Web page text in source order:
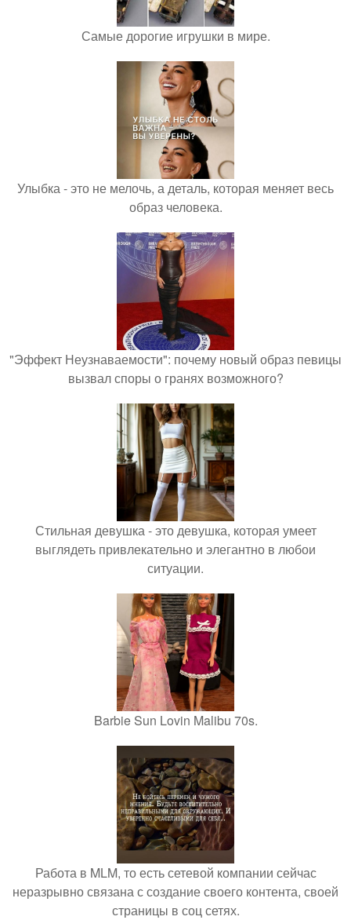
Самые дорогие игрушки в мире.
Улыбка - это не мелочь, а деталь, которая меняет весь
образ человека.
"Эффект Неузнаваемости": почему новый образ певицы
вызвал споры о гранях возможного?
Стильная девушка - это девушка, которая умеет
выглядеть привлекательно и элегантно в любои
ситуации.
Barbie Sun Lovin Malibu 70s.
Работа в MLM, то есть сетевой компании сейчас
неразрывно связана с создание своего контента, своей
страницы в соц сетях.